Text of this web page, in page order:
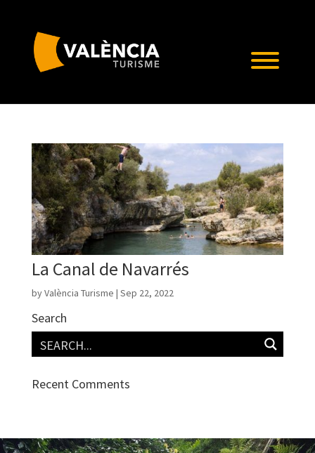
La Canal de Navarrés
byValència Turisme | Sep 22, 2022
Search
Recent Comments